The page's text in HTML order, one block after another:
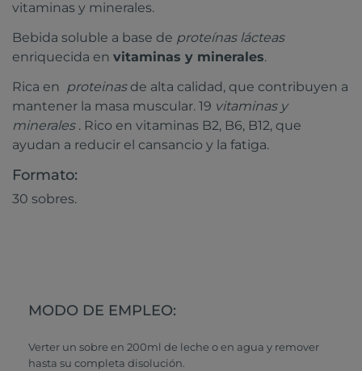
vitaminas y minerales.
Bebida soluble a base de proteínas lácteas
enriquecida en vitaminas y minerales.
Rica en proteinasde alta calidad, que contribuyen a
mantener la masa muscular. 19 vitaminas y
minerales. Rico en vitaminas B2, B6, B12, que
ayudan a reducir el cansancio y la fatiga.
Formato:
30 sobres.
MODO DE EMPLEO:
Verter un sobre en 200ml de leche o en agua y remover
hasta su completa disolución.